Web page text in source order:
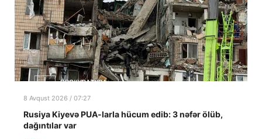
8 Avqust 2026 / 07:27
Rusiya Kiyevə PUA-larla hücum edib: 3 nəfər ölüb,
dağıntılar var